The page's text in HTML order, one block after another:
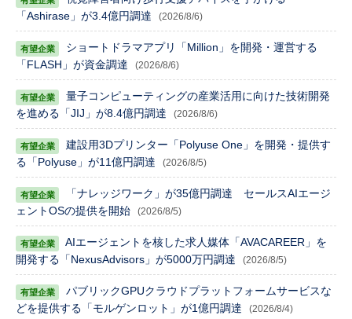
「Ashirase」が3.4億円調達
(2026/8/6)
ショートドラマアプリ「Million」を開発・運営する
「FLASH」が資金調達
(2026/8/6)
量子コンピューティングの産業活用に向けた技術開発
を進める「JIJ」が8.4億円調達
(2026/8/6)
建設用3Dプリンター「Polyuse One」を開発・提供す
る「Polyuse」が11億円調達
(2026/8/5)
「ナレッジワーク」が35億円調達 セールスAIエージ
ェントOSの提供を開始
(2026/8/5)
AIエージェントを核した求人媒体「AVACAREER」を
開発する「NexusAdvisors」が5000万円調達
(2026/8/5)
パブリックGPUクラウドプラットフォームサービスな
どを提供する「モルゲンロット」が1億円調達
(2026/8/4)